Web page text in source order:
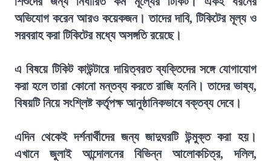
অভিযোগ করেন আরও কয়েকজন। তাদের দাবি, টিকিটের মূল্য ও
সরবরাহ করা টিকিটের মধ্যে অসঙ্গতি রয়েছে।
এ বিষয়ে টিকিট কাউন্টারে দায়িত্বরত ব্যক্তিদের সঙ্গে যোগাযোগ
করা হলে তারা কোনো মন্তব্য করতে রাজি হননি। তাদের ভাষ্য,
বিষয়টি নিয়ে সংশ্লিষ্ট কর্তৃপক্ষ আনুষ্ঠানিকভাবে বক্তব্য দেবে।
এদিন থেকেই দর্শনার্থীদের জন্য জাদুঘরটি উন্মুক্ত করা হয়।
এখানে জুলাই আন্দোলনের বিভিন্ন আলোকচিত্র, দলিল,